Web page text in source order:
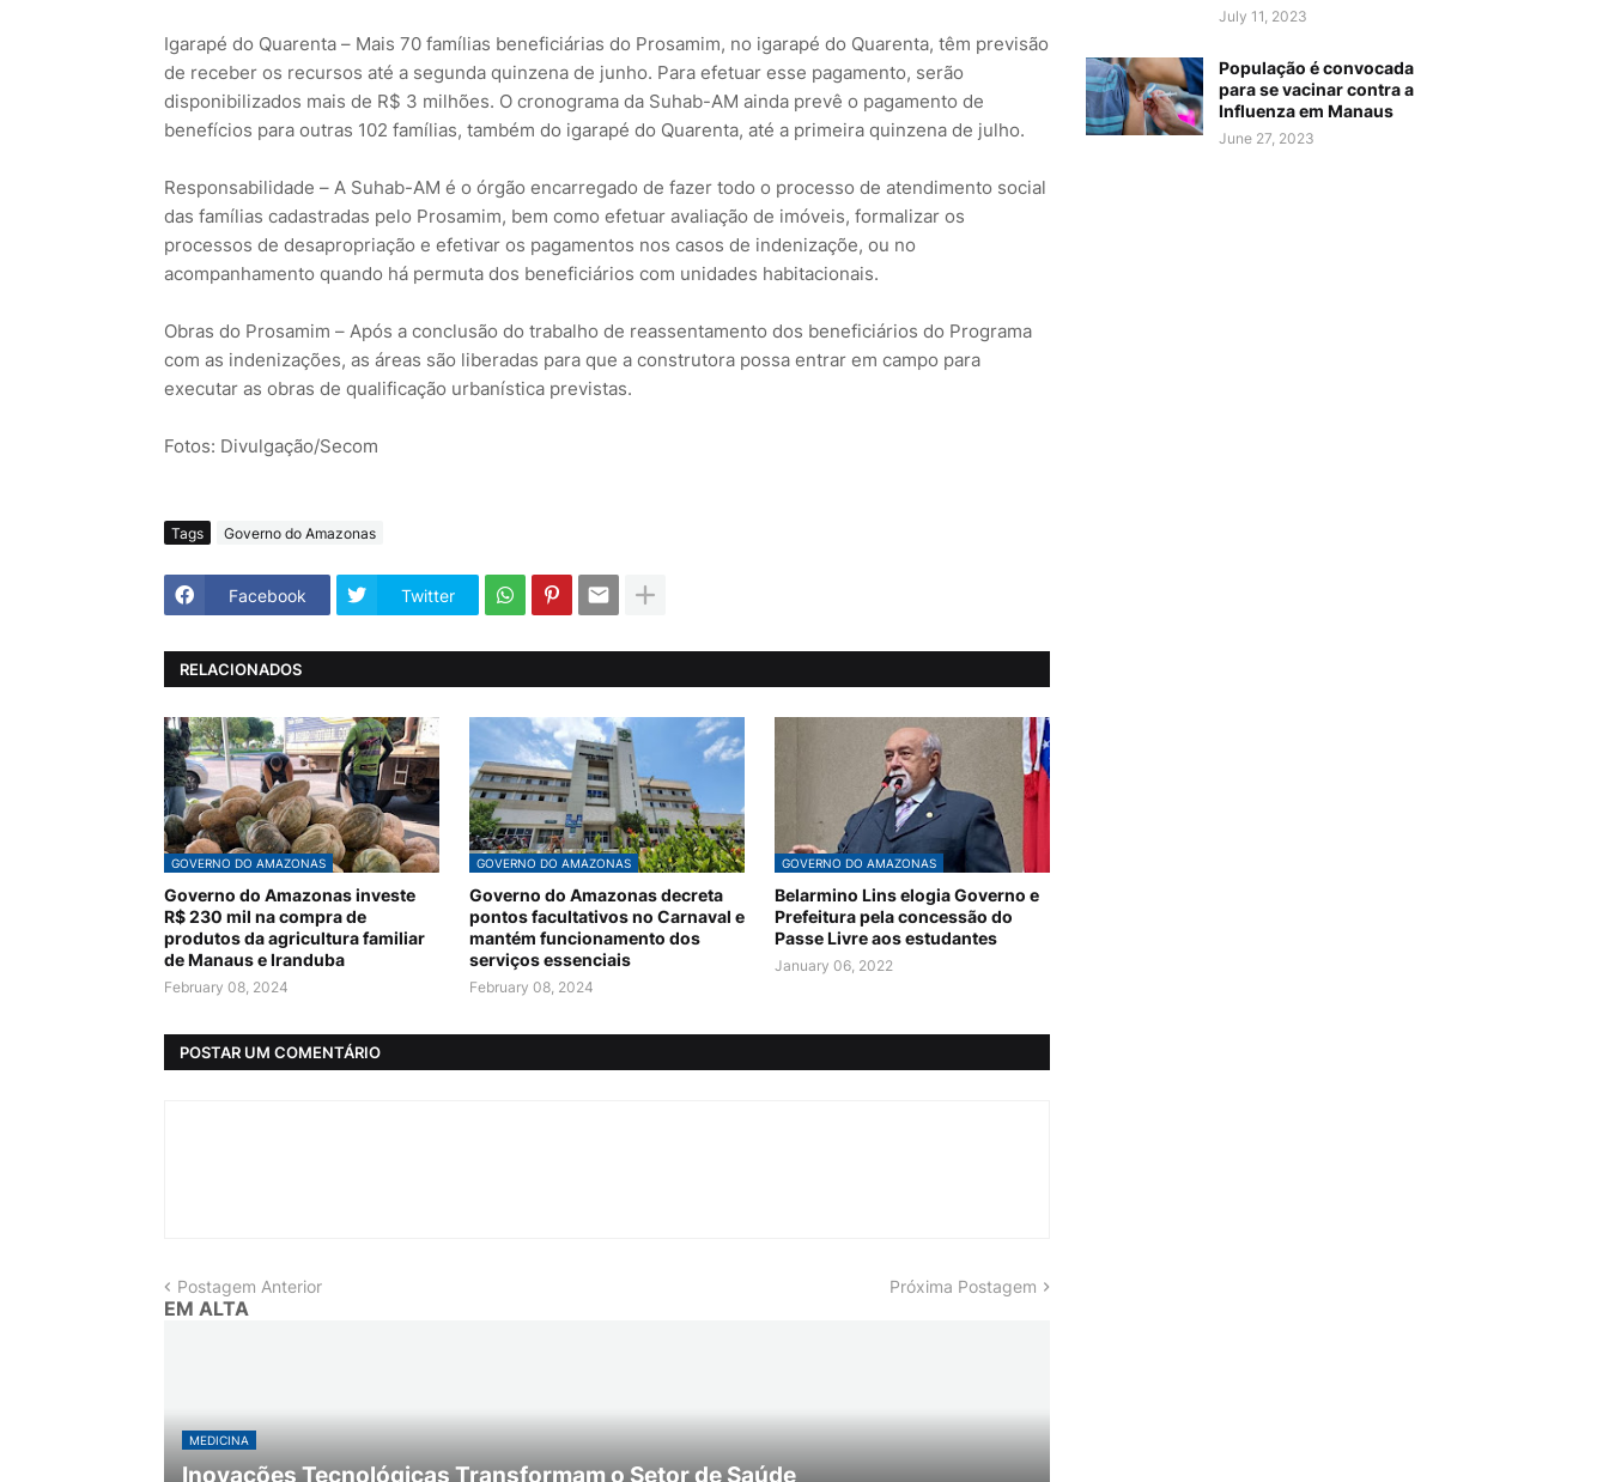
Igarapé do Quarenta – Mais 70 famílias beneficiárias do Prosamim, no igarapé do Quarenta, têm previsão
de receber os recursos até a segunda quinzena de junho. Para efetuar esse pagamento, serão
disponibilizados mais de R$ 3 milhões. O cronograma da Suhab-AM ainda prevê o pagamento de
benefícios para outras 102 famílias, também do igarapé do Quarenta, até a primeira quinzena de julho.
Responsabilidade – A Suhab-AM é o órgão encarregado de fazer todo o processo de atendimento social
das famílias cadastradas pelo Prosamim, bem como efetuar avaliação de imóveis, formalizar os
processos de desapropriação e efetivar os pagamentos nos casos de indenizaçõe, ou no
acompanhamento quando há permuta dos beneficiários com unidades habitacionais.
Obras do Prosamim – Após a conclusão do trabalho de reassentamento dos beneficiários do Programa
com as indenizações, as áreas são liberadas para que a construtora possa entrar em campo para
executar as obras de qualificação urbanística previstas.
Fotos: Divulgação/Secom
Tags Governo do Amazonas
Facebook Twitter
RELACIONADOS
GOVERNO DO AMAZONAS
Governo do Amazonas investe
R$ 230 mil na compra de
produtos da agricultura familiar
de Manaus e Iranduba
February 08, 2024
GOVERNO DO AMAZONAS
Governo do Amazonas decreta
pontos facultativos no Carnaval e
mantém funcionamento dos
serviços essenciais
February 08, 2024
GOVERNO DO AMAZONAS
Belarmino Lins elogia Governo e
Prefeitura pela concessão do
Passe Livre aos estudantes
January 06, 2022
POSTAR UM COMENTÁRIO
Postagem Anterior Próxima Postagem
EM ALTA
MEDICINA
Inovações Tecnológicas Transformam o Setor de Saúde
July 11, 2023
População é convocada
para se vacinar contra a
Influenza em Manaus
June 27, 2023